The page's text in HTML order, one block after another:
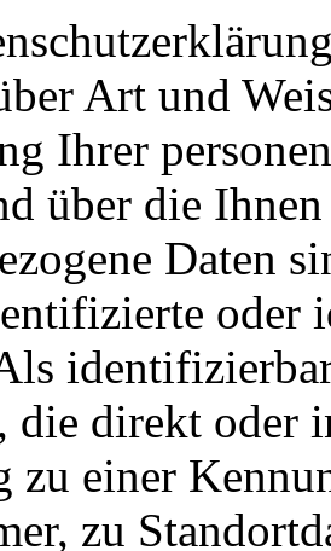
Art und
Ihrer
über die
Daten
oder
die direkt oder
zu einer
zu